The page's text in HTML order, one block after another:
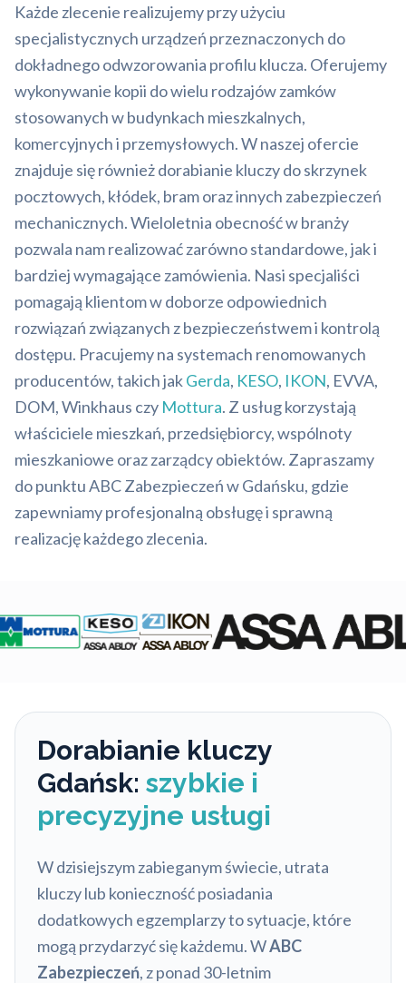
Każde zlecenie realizujemy przy użyciu
specjalistycznych urządzeń przeznaczonych do
dokładnego odwzorowania profilu klucza. Oferujemy
wykonywanie kopii do wielu rodzajów zamków
stosowanych w budynkach mieszkalnych,
komercyjnych i przemysłowych. W naszej ofercie
znajduje się również dorabianie kluczy do skrzynek
pocztowych, kłódek, bram oraz innych zabezpieczeń
mechanicznych. Wieloletnia obecność w branży
pozwala nam realizować zarówno standardowe, jak i
bardziej wymagające zamówienia. Nasi specjaliści
pomagają klientom w doborze odpowiednich
rozwiązań związanych z bezpieczeństwem i kontrolą
dostępu. Pracujemy na systemach renomowanych
producentów, takich jakGerda, KESO, IKON, EVVA,
DOM, Winkhaus czy Mottura. Z usług korzystają
właściciele mieszkań, przedsiębiorcy, wspólnoty
mieszkaniowe oraz zarządcy obiektów. Zapraszamy
do punktu ABC Zabezpieczeń w Gdańsku, gdzie
zapewniamy profesjonalną obsługę i sprawną
realizację każdego zlecenia.
Dorabianie kluczy
Gdańsk: szybkie i
precyzyjne usługi
W dzisiejszym zabieganym świecie, utrata
kluczy lub konieczność posiadania
dodatkowych egzemplarzy to sytuacje, które
mogą przydarzyć się każdemu. WABC
Zabezpieczeń, z ponad 30-letnim